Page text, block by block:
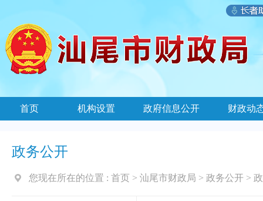
首页 机构设置 政府信息公开 财政动
政务公开
您现在所在的位置 : 首页 > 汕尾市财政局 > 政务公开 >